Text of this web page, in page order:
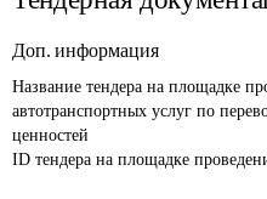
Доп. информация
Название тендера на площадке
автотранспортных услуг по
ценностей
ID тендера на площадке